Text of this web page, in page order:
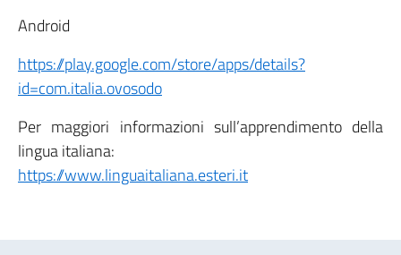
Android
https://play.google.com/store/apps/details?
id=com.italia.ovosodo
Per maggiori informazioni sull’apprendimento della
lingua italiana:
https://www.linguaitaliana.esteri.it